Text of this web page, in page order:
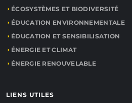
ÉCOSYSTÈMES ET BIODIVERSITÉ
ÉDUCATION ENVIRONNEMENTALE
ÉDUCATION ET SENSIBILISATION
ÉNERGIE ET CLIMAT
ÉNERGIE RENOUVELABLE
LIENS UTILES